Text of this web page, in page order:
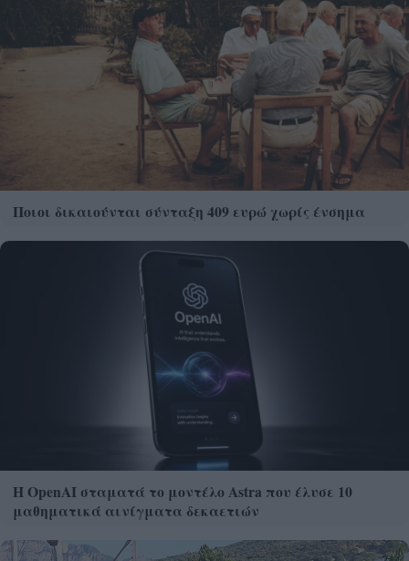
Ποιοι δικαιούνται σύνταξη 409 ευρώ χωρίς ένσημα
Η OpenAI σταματά το μοντέλο Astra που έλυσε 10
μαθηματικά αινίγματα δεκαετιών